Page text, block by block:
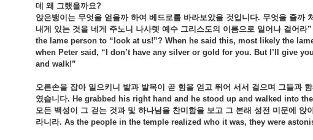
데 왜 그랬을까요?
앉은뱅이는 무엇을 얻을까 하여 베드로를 바라보았을 것입니다. 무엇을 줄까
내게 있는 것을 네게 주노니 나사렛 예수 그리스도의 이름으로 일어나 걸어
the lame person to “look at us!”? When he said this, most likely the
when Peter said, “I don’t have any silver or gold for you. But I’ll give
and walk!”
오른손을 잡아 일으키니 발과 발목이 곧 힘을 얻고 뛰어 서서 걸으며 그들과
였습니다. He grabbed his right hand and he stood up and walked into
모든 백성이 그 걷는 것과 및 하나님을 찬미함을 보고 그 본래 성전 미문에
라니라. As the people in the temple realized who it was, they were